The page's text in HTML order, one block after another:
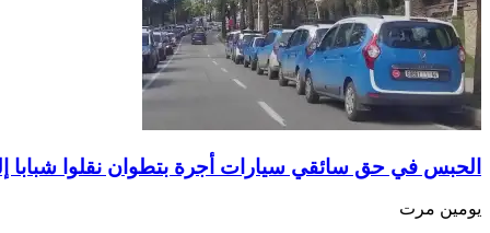
الحبس في حق سائقي سيارات أجرة بتطوان نقلوا شبابا
يومين مرت